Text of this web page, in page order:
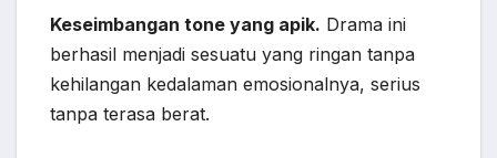
Keseimbangan tone yang apik. Drama ini
berhasil menjadi sesuatu yang ringan tanpa
kehilangan kedalaman emosionalnya, serius
tanpa terasa berat.